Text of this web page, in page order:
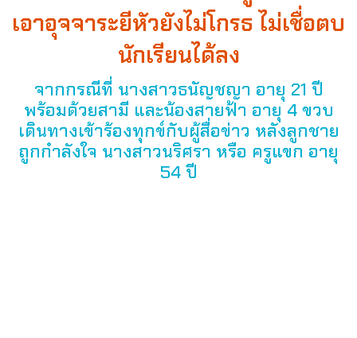
เอาอุจจาระยีหัวยังไม่โกรธ ไม่เชื่อตบ
นักเรียนได้ลง
จากกรณีที่ นางสาวธนัญชญา อายุ 21 ปี
พร้อมด้วยสามี และน้องสายฟ้า อายุ 4 ขวบ
เดินทางเข้าร้องทุกข์กับผู้สื่อข่าว หลังลูกชาย
ถูกกำลังใจ นางสาวนริศรา หรือ ครูแขก อายุ
54 ปี